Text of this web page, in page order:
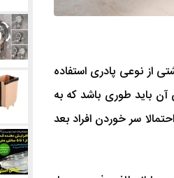
از نوعی پادری استفاده
باید طوری باشد که به
سر خوردن افراد بعد